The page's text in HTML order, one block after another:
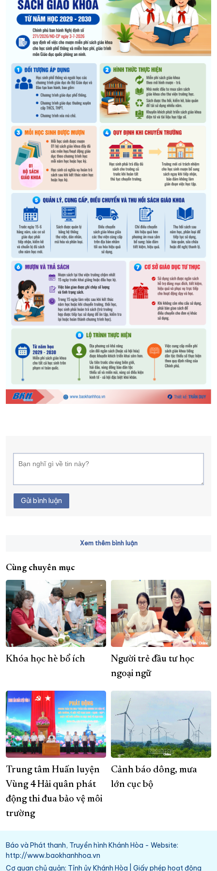
XÂY DỰNG KHÁNH HÒA TRỞ THÀNH THÀNH PHỐ TRỰC THUỘC
ĐẠI HỘI ĐẢNG CÁC CẤP TRANG CHỦ VỀ BÁO KHÁNH HÒA
Gửi bình luận
Xem thêm bình luận
Cùng chuyên mục
Khóa học hè bổ ích
Người trẻ đầu tư học
ngoại ngữ
Trung tâm Huấn luyện
Vùng 4 Hải quân phát
động thi đua bảo vệ môi
trường
Cảnh báo dông, mưa
lớn cục bộ
Báo và Phát thanh, Truyền hình Khánh Hòa - Website:
http://www.baokhanhhoa.vn
Cơ quan chủ quản: Tỉnh ủy Khánh Hòa | Giấy phép hoạt động